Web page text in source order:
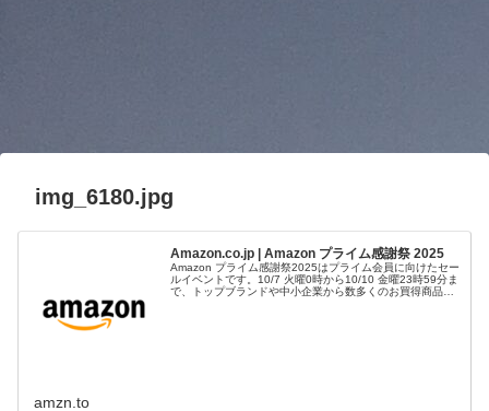
img_6180.jpg
Amazon.co.jp | Amazon プライム感謝祭 2025
Amazon プライム感謝祭2025はプライム会員に向けたセー
ルイベントです。10/7 火曜0時から10/10 金曜23時59分ま
で、トップブランドや中小企業から数多くのお買得商品が
amzn.to